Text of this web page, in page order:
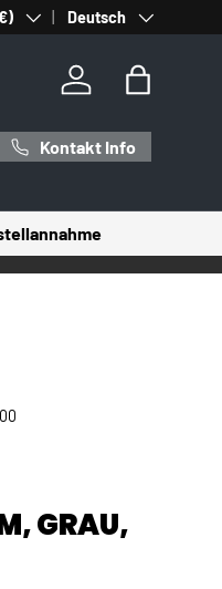
SpracheDeutsch
Einloggen
Kontakt Info
GRAU,